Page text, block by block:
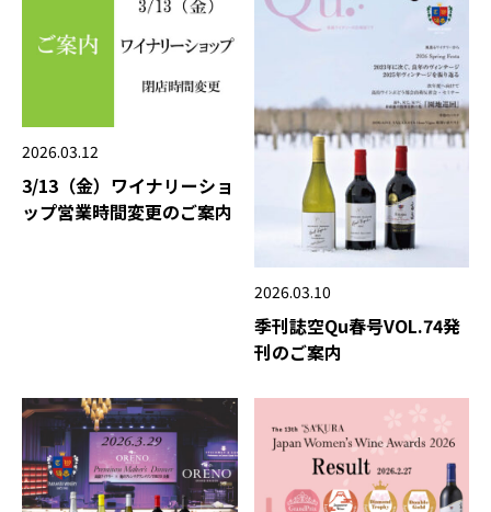
2026.03.12
3/13（金）ワイナリーショ
ップ営業時間変更のご案内
2026.03.10
季刊誌空Qu春号VOL.74発
刊のご案内